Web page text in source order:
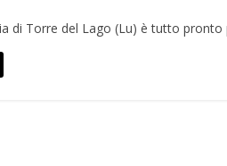
di Torre del Lago (Lu) è tutto pronto